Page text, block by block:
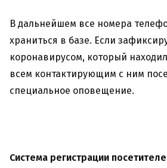
В дальнейшем все номера
храниться в базе. Если
коронавирусом, который
всем контактирующим с ним
специальное оповещение.
Система регистрации